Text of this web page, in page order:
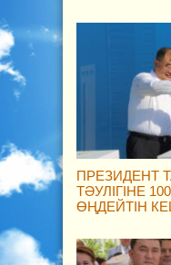
ПРЕЗИДЕНТ
ТӘУЛІГІНЕ
ӨҢДЕЙТІН